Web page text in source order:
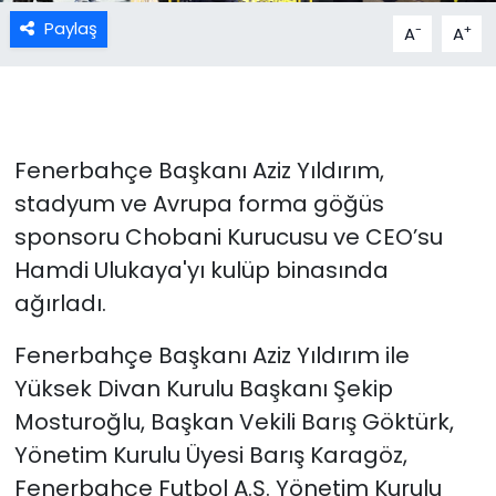
Paylaş A- A+
Fenerbahçe Başkanı Aziz Yıldırım,
stadyum ve Avrupa forma göğüs
sponsoru Chobani Kurucusu ve CEO’su
Hamdi Ulukaya'yı kulüp binasında
ağırladı.
Fenerbahçe Başkanı Aziz Yıldırım ile
Yüksek Divan Kurulu Başkanı Şekip
Mosturoğlu, Başkan Vekili Barış Göktürk,
Yönetim Kurulu Üyesi Barış Karagöz,
Fenerbahçe Futbol A.Ş. Yönetim Kurulu